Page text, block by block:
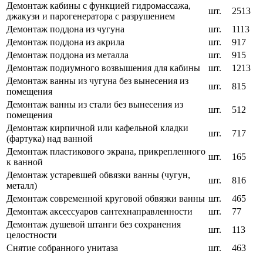
Демонтаж кабины с функцией гидромассажа,
джакузи и парогенератора с разрушением
шт.
2513
Демонтаж поддона из чугуна
шт.
1113
Демонтаж поддона из акрила
шт.
917
Демонтаж поддона из металла
шт.
915
Демонтаж подиумного возвышения для кабины
шт.
1213
Демонтаж ванны из чугуна без вынесения из
помещения
шт.
815
Демонтаж ванны из стали без вынесения из
помещения
шт.
512
Демонтаж кирпичной или кафельной кладки
(фартука) над ванной
шт.
717
Демонтаж пластикового экрана, прикрепленного
к ванной
шт.
165
Демонтаж устаревшей обвязки ванны (чугун,
металл)
шт.
816
Демонтаж современной круговой обвязки ванны шт.
465
Демонтаж аксессуаров сантехнаправленности
шт.
77
Демонтаж душевой штанги без сохранения
целостности
шт.
113
Снятие собранного унитаза
шт.
463